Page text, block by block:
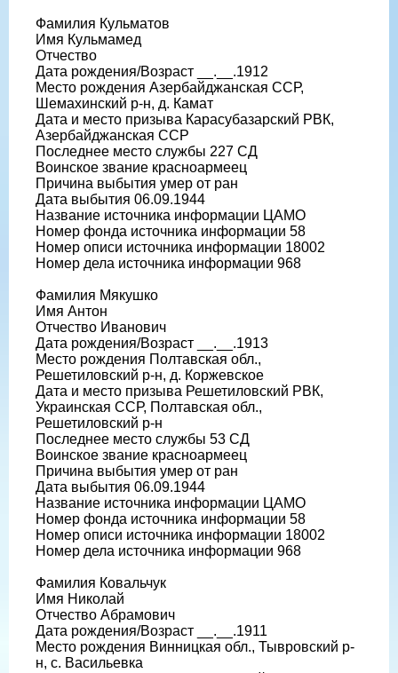
Фамилия Кульматов
Имя Кульмамед
Отчество
Дата рождения/Возраст __.__.1912
Место рождения Азербайджанская ССР,
Шемахинский р-н, д. Камат
Дата и место призыва Карасубазарский РВК,
Азербайджанская ССР
Последнее место службы 227 СД
Воинское звание красноармеец
Причина выбытия умер от ран
Дата выбытия 06.09.1944
Название источника информации ЦАМО
Номер фонда источника информации 58
Номер описи источника информации 18002
Номер дела источника информации 968
Фамилия Мякушко
Имя Антон
Отчество Иванович
Дата рождения/Возраст __.__.1913
Место рождения Полтавская обл.,
Решетиловский р-н, д. Коржевское
Дата и место призыва Решетиловский РВК,
Украинская ССР, Полтавская обл.,
Решетиловский р-н
Последнее место службы 53 СД
Воинское звание красноармеец
Причина выбытия умер от ран
Дата выбытия 06.09.1944
Название источника информации ЦАМО
Номер фонда источника информации 58
Номер описи источника информации 18002
Номер дела источника информации 968
Фамилия Ковальчук
Имя Николай
Отчество Абрамович
Дата рождения/Возраст __.__.1911
Место рождения Винницкая обл., Тывровский р-
н, с. Васильевка